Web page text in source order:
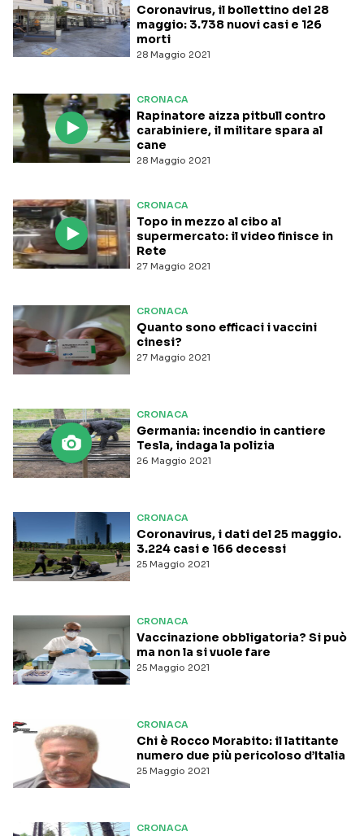
28 Maggio 2021
Coronavirus, il bollettino del 28
maggio: 3.738 nuovi casi e 126
morti
CRONACA
28 Maggio 2021
Rapinatore aizza pitbull contro
carabiniere, il militare spara al
cane
CRONACA
27 Maggio 2021
Topo in mezzo al cibo al
supermercato: il video finisce in
Rete
CRONACA
27 Maggio 2021
Quanto sono efficaci i vaccini
cinesi?
CRONACA
26 Maggio 2021
Germania: incendio in cantiere
Tesla, indaga la polizia
CRONACA
25 Maggio 2021
Coronavirus, i dati del 25 maggio.
3.224 casi e 166 decessi
CRONACA
25 Maggio 2021
Vaccinazione obbligatoria? Si può
ma non la si vuole fare
CRONACA
25 Maggio 2021
Chi è Rocco Morabito: il latitante
numero due più pericoloso d’Italia
CRONACA